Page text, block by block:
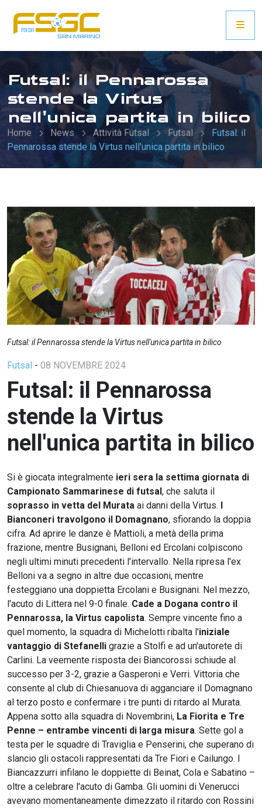
Futsal: il Pennarossa
stende la Virtus
nell'unica partita in bilico
Home News Attività Futsal Futsal
Futsal: il
Pennarossa stende la Virtus nell'unica partita in bilico
Futsal: il Pennarossa stende la Virtus nell'unica partita in bilico
Futsal - 08 NOVEMBRE 2024
Futsal: il Pennarossa
stende la Virtus
nell'unica partita in bilico
Si è giocata integralmente ieri sera la settima giornata di
Campionato Sammarinese di futsal, che saluta il
soprasso in vetta del Murata ai danni della Virtus. I
Bianconeri travolgono il Domagnano, sfiorando la doppia
cifra. Ad aprire le danze è Mattioli, a metà della prima
frazione, mentre Busignani, Belloni ed Ercolani colpiscono
negli ultimi minuti precedenti l'intervallo. Nella ripresa l'ex
Belloni va a segno in altre due occasioni, mentre
festeggiano una doppietta Ercolani e Busignani. Nel mezzo,
l'acuto di Littera nel 9-0 finale. Cade a Dogana contro il
Pennarossa, la Virtus capolista. Sempre vincente fino a
quel momento, la squadra di Michelotti ribalta l'iniziale
vantaggio di Stefanelli grazie a Stolfi e ad un'autorete di
Carlini. La veemente risposta dei Biancorossi schiude al
successo per 3-2, grazie a Gasperoni e Verri. Vittoria che
consente al club di Chiesanuova di agganciare il Domagnano
al terzo posto e confermare i tre punti di ritardo al Murata.
Appena sotto alla squadra di Novembrini, La Fiorita e Tre
Penne – entrambe vincenti di larga misura. Sette gol a
testa per le squadre di Traviglia e Penserini, che superano di
slancio gli ostacoli rappresentati da Tre Fiori e Cailungo. I
Biancazzurri infilano le doppiette di Beinat, Cola e Sabatino –
oltre a celebrare l'acuto di Gamba. Gli uomini di Venerucci
avevano momentaneamente dimezzato il ritardo con Rossini